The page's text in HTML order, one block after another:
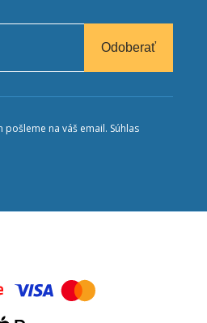
Odoberať
na váš email. Súhlas